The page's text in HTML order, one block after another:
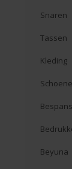
Snaren
Tassen
Kleding
Beyuna